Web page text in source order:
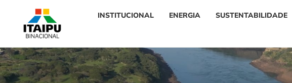
INSTITUCIONAL ENERGIA SUSTENTABILIDADE